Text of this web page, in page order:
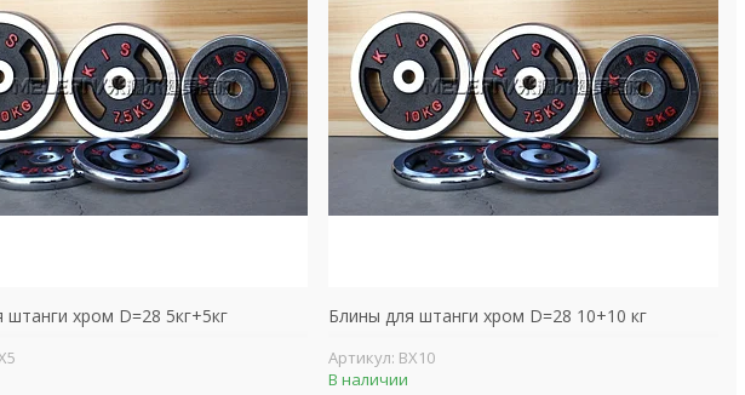
штанги хром D=28 5кг+5кг Блины для штанги хром D=28 10+10 кг
BX10
В наличии